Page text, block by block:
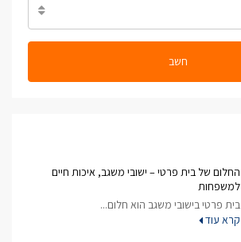
חשב
החלום של בית פרטי – ישובי משגב, איכות חיים
למשפחות
בית פרטי בישובי משגב הוא חלום...
קרא עוד